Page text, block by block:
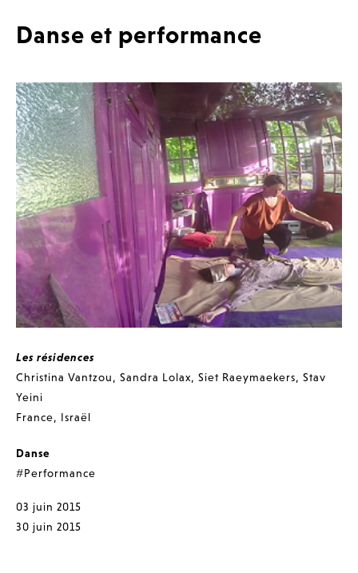
Danse et performance
Les résidences
Christina Vantzou, Sandra Lolax, Siet Raeymaekers, Stav
Yeini
France, Israël
Danse
#Performance
03 juin 2015
30 juin 2015